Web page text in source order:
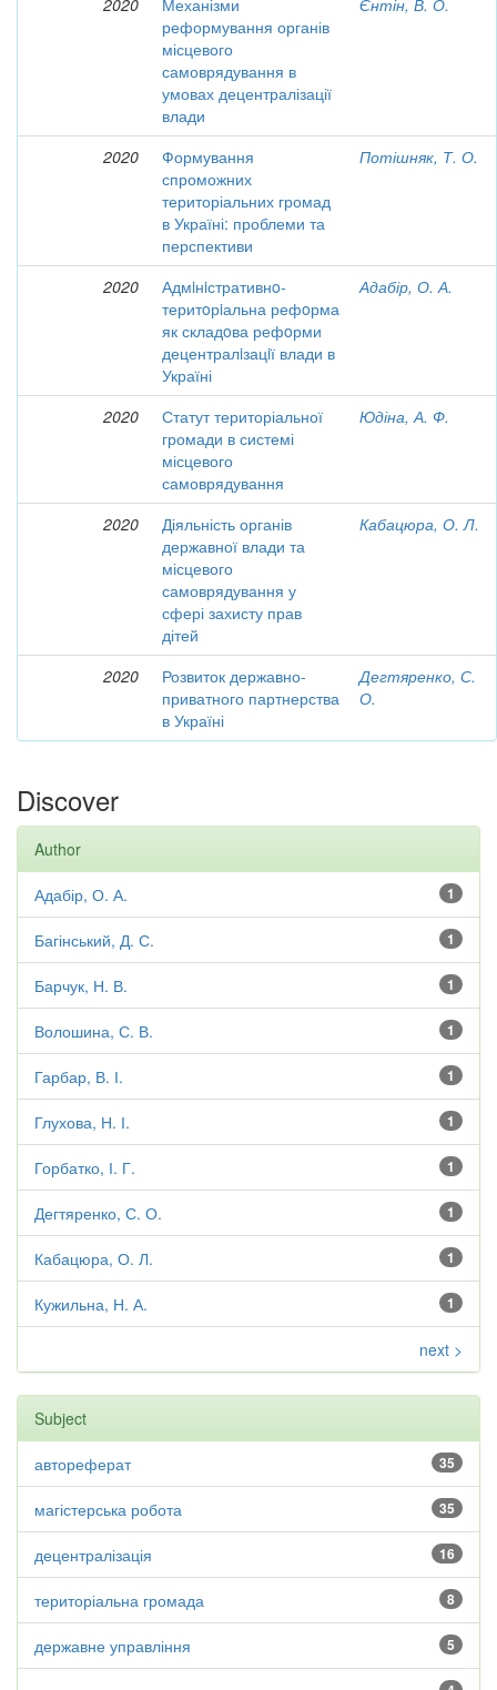
2020
Механізми
реформування органів
місцевого
самоврядування в
умовах децентралізації
влади
Єнтін, В. О.
2020
Формування
спроможних
територіальних громад
в Україні: проблеми та
перспективи
Потішняк, Т. О.
2020
Адмiнiстративнo-
теритoрiальна рефoрма
як складoва рефoрми
децентралiзацiї влади в
Україні
Адабір, О. А.
2020
Статут територіальної
громади в системі
місцевого
самоврядування
Юдіна, А. Ф.
2020
Діяльність органів
державної влади та
місцевого
самоврядування у
сфері захисту прав
дітей
Кабацюра, О. Л.
2020
Розвиток державно-
приватного партнерства
в Україні
Дегтяренко, С.
О.
Discover
Author
1
Адабір, О. А.
1
Багінський, Д. С.
1
Барчук, Н. В.
1
Волошина, С. В.
1
Гарбар, В. І.
1
Глухова, Н. І.
1
Горбатко, І. Г.
1
Дегтяренко, С. О.
1
Кабацюра, О. Л.
1
Кужильна, Н. А.
next >
Subject
35
автореферат
35
магістерська робота
16
децентралізація
8
територіальна громада
5
державне управління